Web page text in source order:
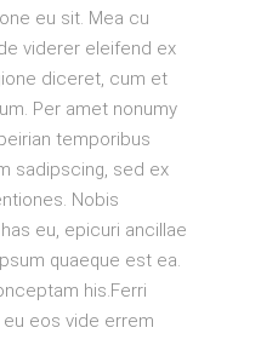
eu sit. Mea cu
viderer eleifend ex
diceret, cum et
Per amet nonumy
temporibus
sadipscing, sed ex
Nobis
eu, epicuri ancillae
quaeque est ea.
his.Ferri
eos vide errem